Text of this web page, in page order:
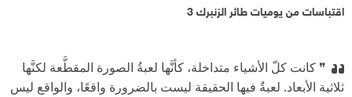
اقتباسات من يوميات طائر الزنبرك 3
❞ كانت كلّ الأشياء متداخلة، كأنَّها لعبةُ الصورة المقطَّعة لكنَّها
ثلاثية الأبعاد. لعبةٌ فيها الحقيقة ليست بالضرورة واقعًا، والواقع ليس